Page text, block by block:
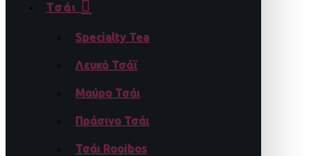
Τσάι
Specialty Tea
Λευκό Τσάϊ
Μαύρο Τσάι
Πράσινο Τσάι
Τσάι Rooibos